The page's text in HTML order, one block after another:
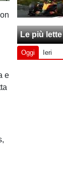
e
Le più lette
Oggi Ieri